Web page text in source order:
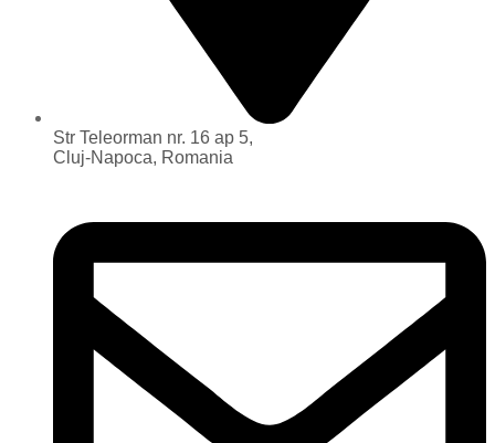
Str Teleorman nr. 16 ap 5,
Cluj-Napoca, Romania